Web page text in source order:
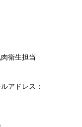
衛生担当
アドレス：